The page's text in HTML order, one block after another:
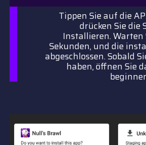
Tippen Sie auf die
drücken Sie die
Installieren. Warten
Sekunden, und die
abgeschlossen. Sobald
haben, öffnen Sie